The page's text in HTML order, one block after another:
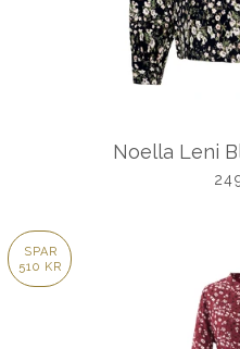
Noella Leni
SPAR
510 KR